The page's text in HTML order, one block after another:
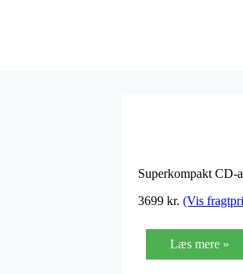
Superkompakt CD-
3699 kr. (Vis
Læs mere »